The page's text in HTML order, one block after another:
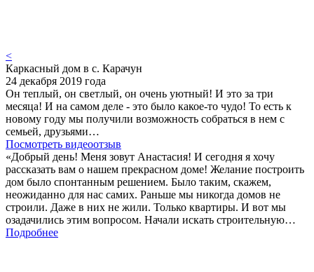
<
Каркасный дом в с. Карачун
24 декабря 2019 года
Он теплый, он светлый, он очень уютный! И это за три
месяца! И на самом деле - это было какое-то чудо! То есть к
новому году мы получили возможность собраться в нем с
семьей, друзьями…
Посмотреть видеоотзыв
«Добрый день! Меня зовут Анастасия! И сегодня я хочу
рассказать вам о нашем прекрасном доме! Желание построить
дом было спонтанным решением. Было таким, скажем,
неожиданно для нас самих. Раньше мы никогда домов не
строили. Даже в них не жили. Только квартиры. И вот мы
озадачились этим вопросом. Начали искать строительную…
Подробнее